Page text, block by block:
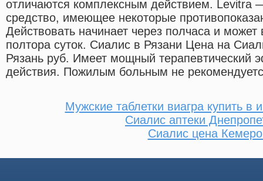
отличаются комплексным действием. Levitra
средство, имеющее некоторые
Действовать начинает через полчаса и может
полтора суток. Сиалис в Рязани Цена на
Рязань руб. Имеет мощный терапевтический
действия. Пожилым больным не
Мужские таблетки виагра купить в
Сиалис аптеки
Сиалис цена